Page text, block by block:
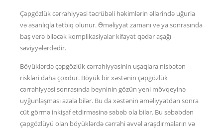
Çəpgözlük cərrahiyyəsi təcrübəli həkimlərin əllərində uğurla
və asanlıqla tətbiq olunur. Əməliyyat zamanı və ya sonrasında
baş verə biləcək komplikasiyalar kifayət qədər aşağı
səviyyələrdədir.
Böyüklərdə çəpgözlük cərrahiyyəsinin uşaqlara nisbətən
riskləri daha çoxdur. Böyük bir xəstənin çəpgözlük
cərrahiyyəsi sonrasında beyninin gözün yeni mövqeyinə
uyğunlaşması azala bilər. Bu da xəstənin əməliyyatdan sonra
cüt görmə inkişaf etdirməsinə səbəb ola bilər. Bu səbəbdən
çəpgözlüyü olan böyüklərdə cərrahi əvvəl araşdırmaların və